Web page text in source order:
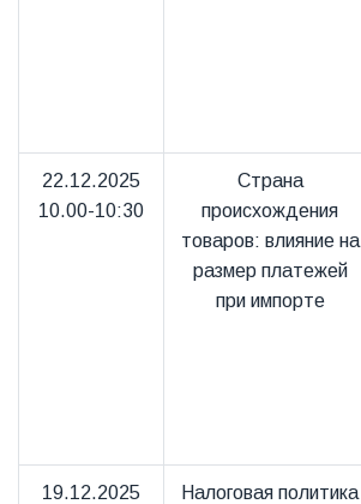
22.12.2025
10.00-10:30
Страна
происхождения
товаров: влияние на
размер платежей
при импорте
19.12.2025
Налоговая политика